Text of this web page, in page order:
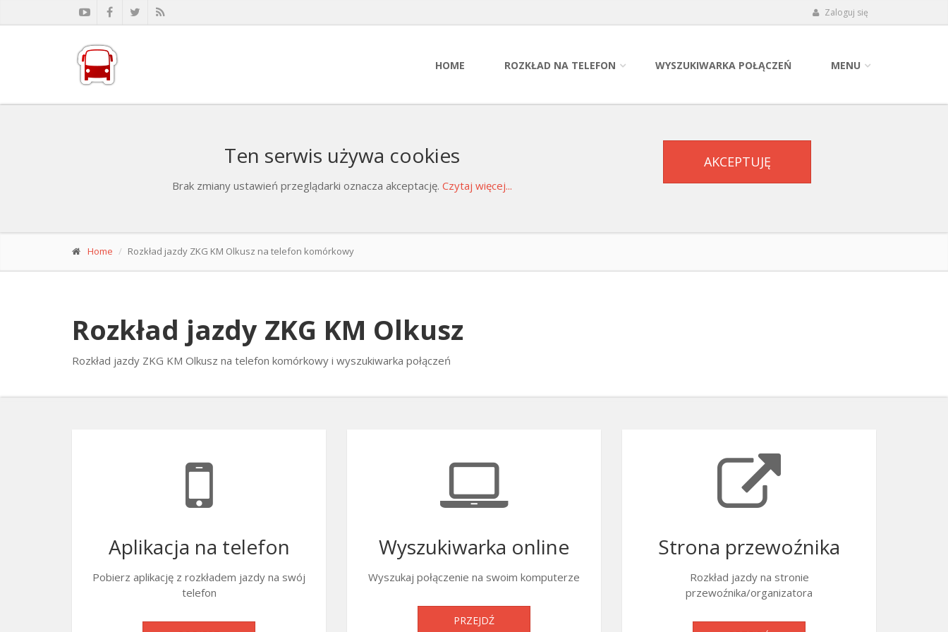
Zaloguj się
HOME ROZKŁAD NA TELEFON WYSZUKIWARKA POŁĄCZEŃ MENU
Ten serwis używa cookies
Brak zmiany ustawień przeglądarki oznacza akceptację.Czytaj więcej...
AKCEPTUJĘ
Home Rozkład jazdy ZKG KM Olkusz na telefon komórkowy
Rozkład jazdy ZKG KM Olkusz
Rozkład jazdy ZKG KM Olkusz na telefon komórkowy i wyszukiwarka połączeń
Aplikacja na telefon
Pobierz aplikację z rozkładem jazdy na swój
telefon
Wyszukiwarka online
Wyszukaj połączenie na swoim komputerze
PRZEJDŹ
Strona przewoźnika
Rozkład jazdy na stronie
przewoźnika/organizatora